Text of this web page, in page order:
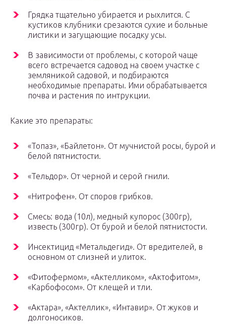
Грядка тщательно убирается и рыхлится. С
кустиков клубники срезаются сухие и больные
листики и загущающие посадку усы.
В зависимости от проблемы, с которой чаще
всего встречается садовод на своем участке с
земляникой садовой, и подбираются
необходимые препараты. Ими обрабатывается
почва и растения по интрукции.
Какие это препараты:
«Топаз», «Байлетон». От мучнистой росы, бурой и
белой пятнистости.
«Тельдор». От черной и серой гнили.
«Нитрофен». От споров грибков.
Смесь: вода (10л), медный купорос (300гр),
известь (300гр). От бурой и белой пятнистости.
Инсектицид «Метальдегид». От вредителей, в
основном от слизней и улиток.
«Фитофермом», «Актелликом», «Актофитом»,
«Карбофосом». От клещей и тли.
«Актара», «Актеллик», «Интавир». От жуков и
долгоносиков.